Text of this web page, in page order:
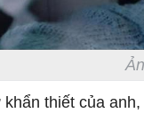
thiết của